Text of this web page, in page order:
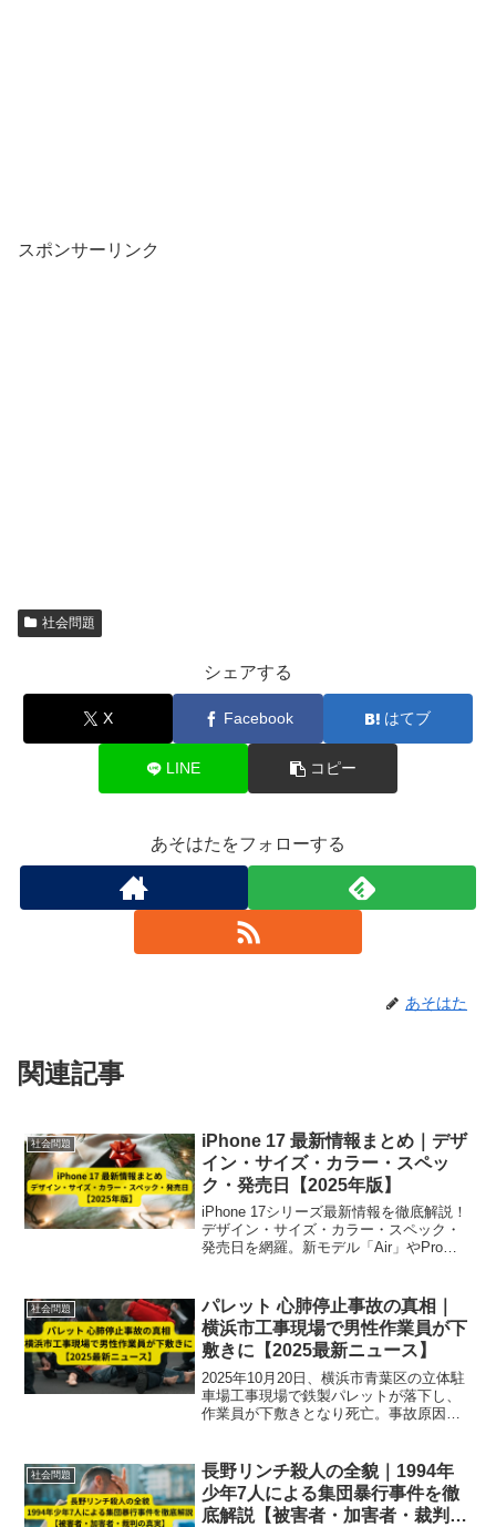
スポンサーリンク
社会問題
シェアする
X Facebook はてブ
LINE コピー
あそはたをフォローする
あそはた
関連記事
社会問題
iPhone 17 最新情報まとめ｜デザ
イン・サイズ・カラー・スペッ
ク・発売日【2025年版】
iPhone 17シリーズ最新情報を徹底解説！
デザイン・サイズ・カラー・スペック・
発売日を網羅。新モデル「Air」やProの
社会問題
パレット 心肺停止事故の真相｜
横浜市工事現場で男性作業員が下
敷きに【2025最新ニュース】
2025年10月20日、横浜市青葉区の立体駐
車場工事現場で鉄製パレットが落下し、
作業員が下敷きとなり死亡。事故原因や
社会問題
長野リンチ殺人の全貌｜1994年
少年7人による集団暴行事件を徹
底解説【被害者・加害者・裁判の